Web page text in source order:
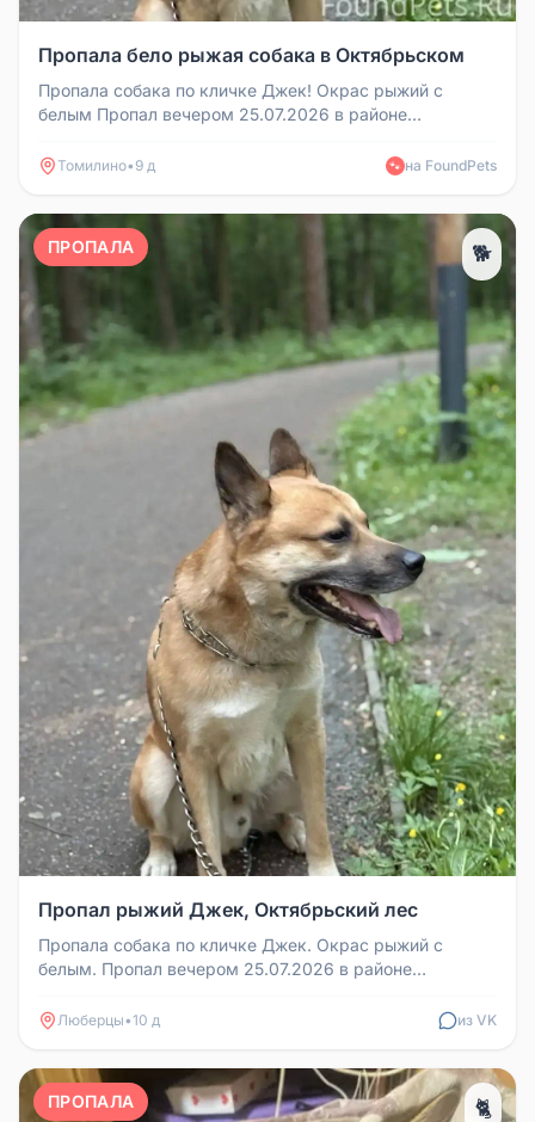
Пропала бело рыжая собака в Октябрьском
Пропала собака по кличке Джек! Окрас рыжий с
белым Пропал вечером 25.07.2026 в районе
Томилино• 9 д 🐾 на FoundPets
ПРОПАЛА 🐕
Пропал рыжий Джек, Октябрьский лес
Пропала собака по кличке Джек. Окрас рыжий с
белым. Пропал вечером 25.07.2026 в районе
Люберцы•10 д из VK
ПРОПАЛА 🐈